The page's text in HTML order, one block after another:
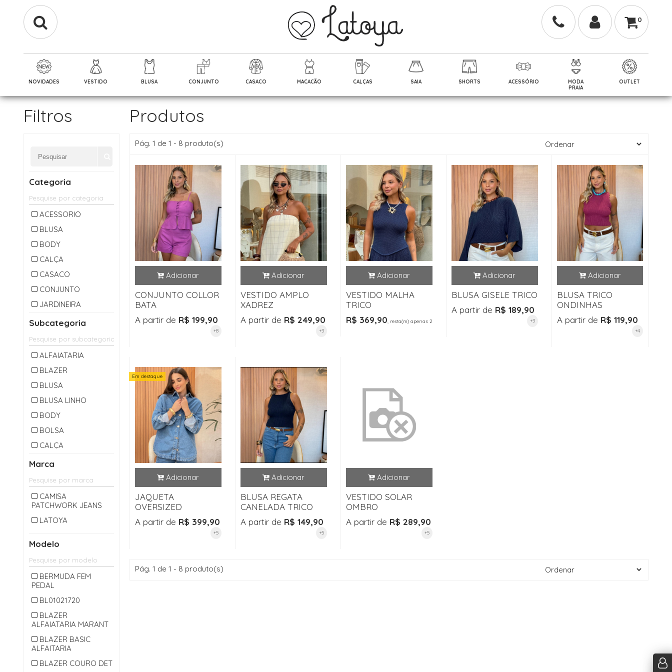
0
NOVIDADES VESTIDO BLUSA CONJUNTO CASACO MACACÃO CALÇAS SAIA SHORTS ACESSÓRIO
MODA
PRAIA
OUTLET
Filtros
Categoria
ACESSORIO
BLUSA
BODY
CALÇA
CASACO
CONJUNTO
JARDINEIRA
MACACAO
PARKA
Subcategoria
ALFAIATARIA
BLAZER
BLUSA
BLUSA LINHO
BODY
BOLSA
CALÇA
CALÇA LONGA
CARDIGAM
CASACO
CASAQUETO
CINTO
COLETE
CONJUNTO
CROPPED
JAQUETA
JARDINEIRA
JEANS
Marca
CAMISA
PATCHWORK JEANS
LATOYA
Modelo
BERMUDA FEM
PEDAL
BL01021720
BLAZER
ALFAIATARIA MARANT
BLAZER BASIC
ALFAITARIA
BLAZER COURO DET
Produtos
Pág. 1 de 1 - 8 produto(s)
CONJUNTO COLLOR
BATA
A partir de R$ 199,90
+8
VESTIDO AMPLO
XADREZ
A partir de R$ 249,90
+3
VESTIDO MALHA
TRICO
R$ 369,90, resta(m) apenas 2
BLUSA GISELE TRICO
A partir de R$ 189,90
+3
BLUSA TRICO
ONDINHAS
A partir de R$ 119,90
+4
Em destaque
JAQUETA
OVERSIZED
A partir de R$ 399,90
+5
BLUSA REGATA
CANELADA TRICO
A partir de R$ 149,90
+5
VESTIDO SOLAR
OMBRO
A partir de R$ 289,90
+5
Pág. 1 de 1 - 8 produto(s)